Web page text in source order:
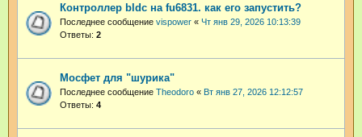
Контроллер bldc на fu6831. как его запустить?
Последнее сообщение vispower « Чт янв 29, 2026 10:13:39
Ответы: 2
Мосфет для "шурика"
Последнее сообщение Theodoro « Вт янв 27, 2026 12:12:57
Ответы: 4